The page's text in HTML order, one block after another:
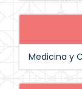
Medicina y